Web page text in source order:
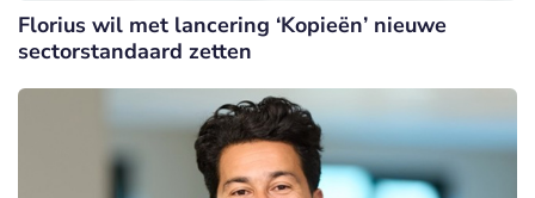
Florius wil met lancering ‘Kopieën’ nieuwe
sectorstandaard zetten